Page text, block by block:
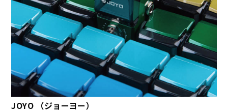
JOYO （ジョーヨー）